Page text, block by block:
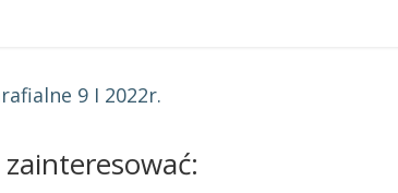
9 I 2022r.